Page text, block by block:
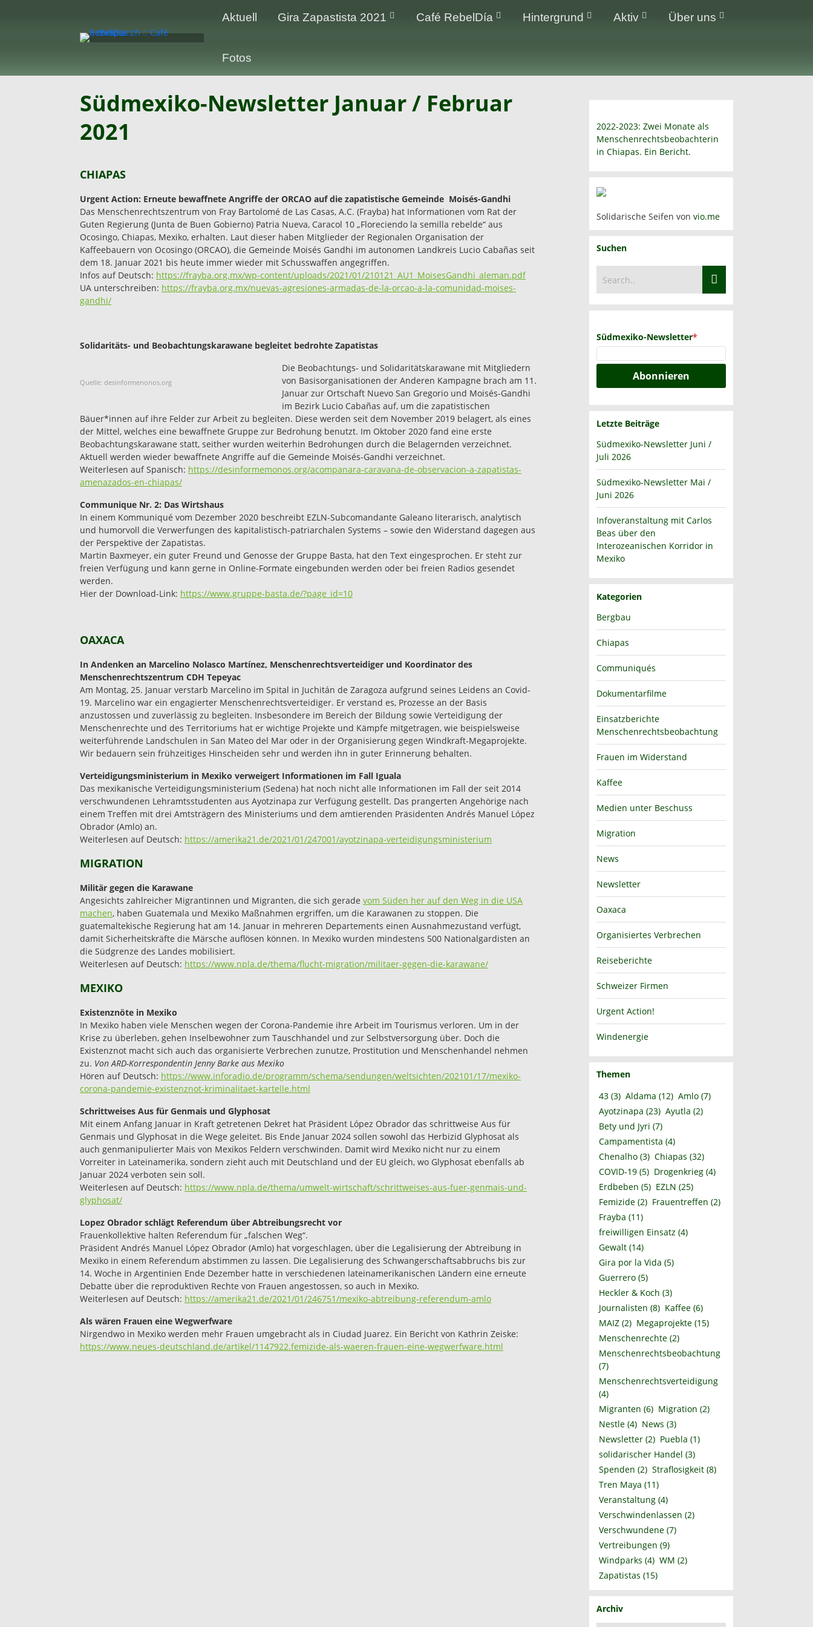
Aktuell Gira Zapastista 2021 Café RebelDía Hintergrund Aktiv Über uns
Fotos
Südmexiko-Newsletter Januar / Februar
2021
CHIAPAS
Urgent Action: Erneute bewaffnete Angriffe der ORCAO auf die zapatistische Gemeinde Moisés-Gandhi
Das Menschenrechtszentrum von Fray Bartolomé de Las Casas, A.C. (Frayba) hat Informationen vom Rat der
Guten Regierung (Junta de Buen Gobierno) Patria Nueva, Caracol 10 „Floreciendo la semilla rebelde“ aus
Ocosingo, Chiapas, Mexiko, erhalten. Laut dieser haben Mitglieder der Regionalen Organisation der
Kaffeebauern von Ocosingo (ORCAO), die Gemeinde Moisés Gandhi im autonomen Landkreis Lucio Cabañas seit
dem 18. Januar 2021 bis heute immer wieder mit Schusswaffen angegriffen.
Infos auf Deutsch: https://frayba.org.mx/wp-content/uploads/2021/01/210121_AU1_MoisesGandhi_aleman.pdf
UA unterschreiben: https://frayba.org.mx/nuevas-agresiones-armadas-de-la-orcao-a-la-comunidad-moises-
gandhi/
Solidaritäts- und Beobachtungskarawane begleitet bedrohte Zapatistas
Quelle: desinformenonos.org
Die Beobachtungs- und Solidaritätskarawane mit Mitgliedern
von Basisorganisationen der Anderen Kampagne brach am 11.
Januar zur Ortschaft Nuevo San Gregorio und Moisés-Gandhi
im Bezirk Lucio Cabañas auf, um die zapatistischen
Bäuer*innen auf ihre Felder zur Arbeit zu begleiten. Diese werden seit dem November 2019 belagert, als eines
der Mittel, welches eine bewaffnete Gruppe zur Bedrohung benutzt. Im Oktober 2020 fand eine erste
Beobachtungskarawane statt, seither wurden weiterhin Bedrohungen durch die Belagernden verzeichnet.
Aktuell werden wieder bewaffnete Angriffe auf die Gemeinde Moisés-Gandhi verzeichnet.
Weiterlesen auf Spanisch: https://desinformemonos.org/acompanara-caravana-de-observacion-a-zapatistas-
amenazados-en-chiapas/
Communique Nr. 2: Das Wirtshaus
In einem Kommuniqué vom Dezember 2020 beschreibt EZLN-Subcomandante Galeano literarisch, analytisch
und humorvoll die Verwerfungen des kapitalistisch-patriarchalen Systems – sowie den Widerstand dagegen aus
der Perspektive der Zapatistas.
Martin Baxmeyer, ein guter Freund und Genosse der Gruppe Basta, hat den Text eingesprochen. Er steht zur
freien Verfügung und kann gerne in Online-Formate eingebunden werden oder bei freien Radios gesendet
werden.
Hier der Download-Link: https://www.gruppe-basta.de/?page_id=10
OAXACA
In Andenken an Marcelino Nolasco Martínez, Menschenrechtsverteidiger und Koordinator des
Menschenrechtszentrum CDH Tepeyac
Am Montag, 25. Januar verstarb Marcelino im Spital in Juchitán de Zaragoza aufgrund seines Leidens an Covid-
19. Marcelino war ein engagierter Menschenrechtsverteidiger. Er verstand es, Prozesse an der Basis
anzustossen und zuverlässig zu begleiten. Insbesondere im Bereich der Bildung sowie Verteidigung der
Menschenrechte und des Territoriums hat er wichtige Projekte und Kämpfe mitgetragen, wie beispielsweise
weiterführende Landschulen in San Mateo del Mar oder in der Organisierung gegen Windkraft-Megaprojekte.
Wir bedauern sein frühzeitiges Hinscheiden sehr und werden ihn in guter Erinnerung behalten.
Verteidigungsministerium in Mexiko verweigert Informationen im Fall Iguala
Das mexikanische Verteidigungsministerium (Sedena) hat noch nicht alle Informationen im Fall der seit 2014
verschwundenen Lehramtsstudenten aus Ayotzinapa zur Verfügung gestellt. Das prangerten Angehörige nach
einem Treffen mit drei Amtsträgern des Ministeriums und dem amtierenden Präsidenten Andrés Manuel López
Obrador (Amlo) an.
Weiterlesen auf Deutsch: https://amerika21.de/2021/01/247001/ayotzinapa-verteidigungsministerium
MIGRATION
Militär gegen die Karawane
Angesichts zahlreicher Migrantinnen und Migranten, die sich gerade vom Süden her auf den Weg in die USA
machen, haben Guatemala und Mexiko Maßnahmen ergriffen, um die Karawanen zu stoppen. Die
guatemaltekische Regierung hat am 14. Januar in mehreren Departements einen Ausnahmezustand verfügt,
damit Sicherheitskräfte die Märsche auflösen können. In Mexiko wurden mindestens 500 Nationalgardisten an
die Südgrenze des Landes mobilisiert.
Weiterlesen auf Deutsch: https://www.npla.de/thema/flucht-migration/militaer-gegen-die-karawane/
MEXIKO
Existenznöte in Mexiko
In Mexiko haben viele Menschen wegen der Corona-Pandemie ihre Arbeit im Tourismus verloren. Um in der
Krise zu überleben, gehen Inselbewohner zum Tauschhandel und zur Selbstversorgung über. Doch die
Existenznot macht sich auch das organisierte Verbrechen zunutze, Prostitution und Menschenhandel nehmen
zu. Von ARD-Korrespondentin Jenny Barke aus Mexiko
Hören auf Deutsch: https://www.inforadio.de/programm/schema/sendungen/weltsichten/202101/17/mexiko-
corona-pandemie-existenznot-kriminalitaet-kartelle.html
Schrittweises Aus für Genmais und Glyphosat
Mit einem Anfang Januar in Kraft getretenen Dekret hat Präsident López Obrador das schrittweise Aus für
Genmais und Glyphosat in die Wege geleitet. Bis Ende Januar 2024 sollen sowohl das Herbizid Glyphosat als
auch genmanipulierter Mais von Mexikos Feldern verschwinden. Damit wird Mexiko nicht nur zu einem
Vorreiter in Lateinamerika, sondern zieht auch mit Deutschland und der EU gleich, wo Glyphosat ebenfalls ab
Januar 2024 verboten sein soll.
Weiterlesen auf Deutsch: https://www.npla.de/thema/umwelt-wirtschaft/schrittweises-aus-fuer-genmais-und-
glyphosat/
Lopez Obrador schlägt Referendum über Abtreibungsrecht vor
Frauenkollektive halten Referendum für „falschen Weg“.
Präsident Andrés Manuel López Obrador (Amlo) hat vorgeschlagen, über die Legalisierung der Abtreibung in
Mexiko in einem Referendum abstimmen zu lassen. Die Legalisierung des Schwangerschaftsabbruchs bis zur
14. Woche in Argentinien Ende Dezember hatte in verschiedenen lateinamerikanischen Ländern eine erneute
Debatte über die reproduktiven Rechte von Frauen angestossen, so auch in Mexiko.
Weiterlesen auf Deutsch: https://amerika21.de/2021/01/246751/mexiko-abtreibung-referendum-amlo
Als wären Frauen eine Wegwerfware
Nirgendwo in Mexiko werden mehr Frauen umgebracht als in Ciudad Juarez. Ein Bericht von Kathrin Zeiske:
https://www.neues-deutschland.de/artikel/1147922.femizide-als-waeren-frauen-eine-wegwerfware.html
2022-2023: Zwei Monate als
Menschenrechtsbeobachterin
in Chiapas. Ein Bericht.
Solidarische Seifen vonvio.me
Suchen
Südmexiko-Newsletter*
Abonnieren
Letzte Beiträge
Südmexiko-Newsletter Juni /
Juli 2026
Südmexiko-Newsletter Mai /
Juni 2026
Infoveranstaltung mit Carlos
Beas über den
Interozeanischen Korridor in
Mexiko
Kategorien
Bergbau
Chiapas
Communiqués
Dokumentarfilme
Einsatzberichte
Menschenrechtsbeobachtung
Frauen im Widerstand
Kaffee
Medien unter Beschuss
Migration
News
Newsletter
Oaxaca
Organisiertes Verbrechen
Reiseberichte
Schweizer Firmen
Urgent Action!
Windenergie
Themen
43 (3) Aldama (12) Amlo (7)
Ayotzinapa (23) Ayutla (2)
Bety und Jyri (7)
Campamentista (4)
Chenalho (3) Chiapas (32)
COVID-19 (5) Drogenkrieg (4)
Erdbeben (5) EZLN (25)
Femizide (2) Frauentreffen (2)
Frayba (11)
freiwilligen Einsatz (4)
Gewalt (14)
Gira por la Vida (5)
Guerrero (5)
Heckler & Koch (3)
Journalisten (8) Kaffee (6)
MAIZ (2) Megaprojekte (15)
Menschenrechte (2)
Menschenrechtsbeobachtung
(7)
Menschenrechtsverteidigung
(4)
Migranten (6) Migration (2)
Nestle (4) News (3)
Newsletter (2) Puebla (1)
solidarischer Handel (3)
Spenden (2) Straflosigkeit (8)
Tren Maya (11)
Veranstaltung (4)
Verschwindenlassen (2)
Verschwundene (7)
Vertreibungen (9)
Windparks (4) WM (2)
Zapatistas (15)
Archiv